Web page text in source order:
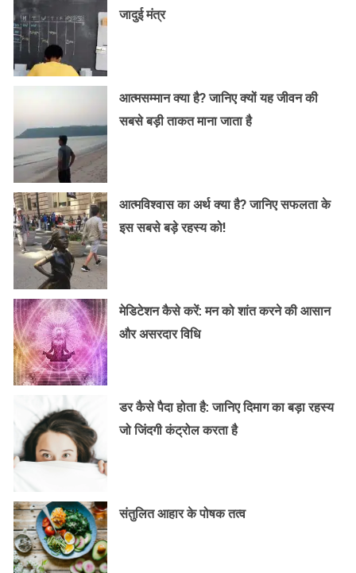
जादुई मंत्र
आत्मसम्मान क्या है? जानिए क्यों यह जीवन की
सबसे बड़ी ताकत माना जाता है
आत्मविश्वास का अर्थ क्या है? जानिए सफलता के
इस सबसे बड़े रहस्य को!
मेडिटेशन कैसे करें: मन को शांत करने की आसान
और असरदार विधि
डर कैसे पैदा होता है: जानिए दिमाग का बड़ा रहस्य
जो जिंदगी कंट्रोल करता है
संतुलित आहार के पोषक तत्व